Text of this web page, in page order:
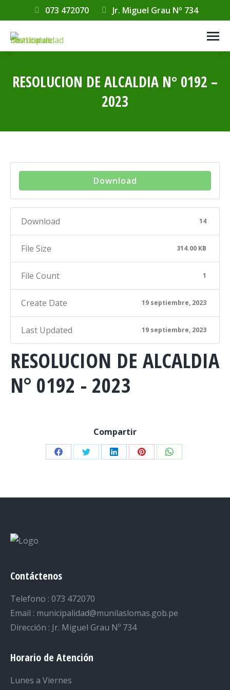
073 472070 Jr. Miguel Grau Nº 734
RESOLUCION DE ALCALDIA N° 0192 –
2023
Download
Download 14
File Size 314.00 KB
File Count 1
Create Date 19 septiembre, 2023
Last Updated 19 septiembre, 2023
RESOLUCION DE ALCALDIA
N° 0192 - 2023
Compartir
Share Share Share Share Share
Contáctenos
Telefono : 073 472070
Email : municipalidad@munilaslomas.gob.pe
Dirección : Jr. Miguel Grau Nº 734
Horario de Atención
Lunes a Viernes